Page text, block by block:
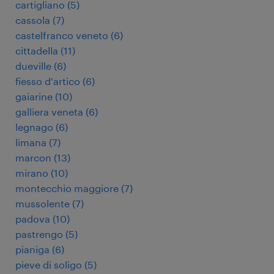
cartigliano (5)
cassola (7)
castelfranco veneto (6)
cittadella (11)
dueville (6)
fiesso d'artico (6)
gaiarine (10)
galliera veneta (6)
legnago (6)
limana (7)
marcon (13)
mirano (10)
montecchio maggiore (7)
mussolente (7)
padova (10)
pastrengo (5)
pianiga (6)
pieve di soligo (5)